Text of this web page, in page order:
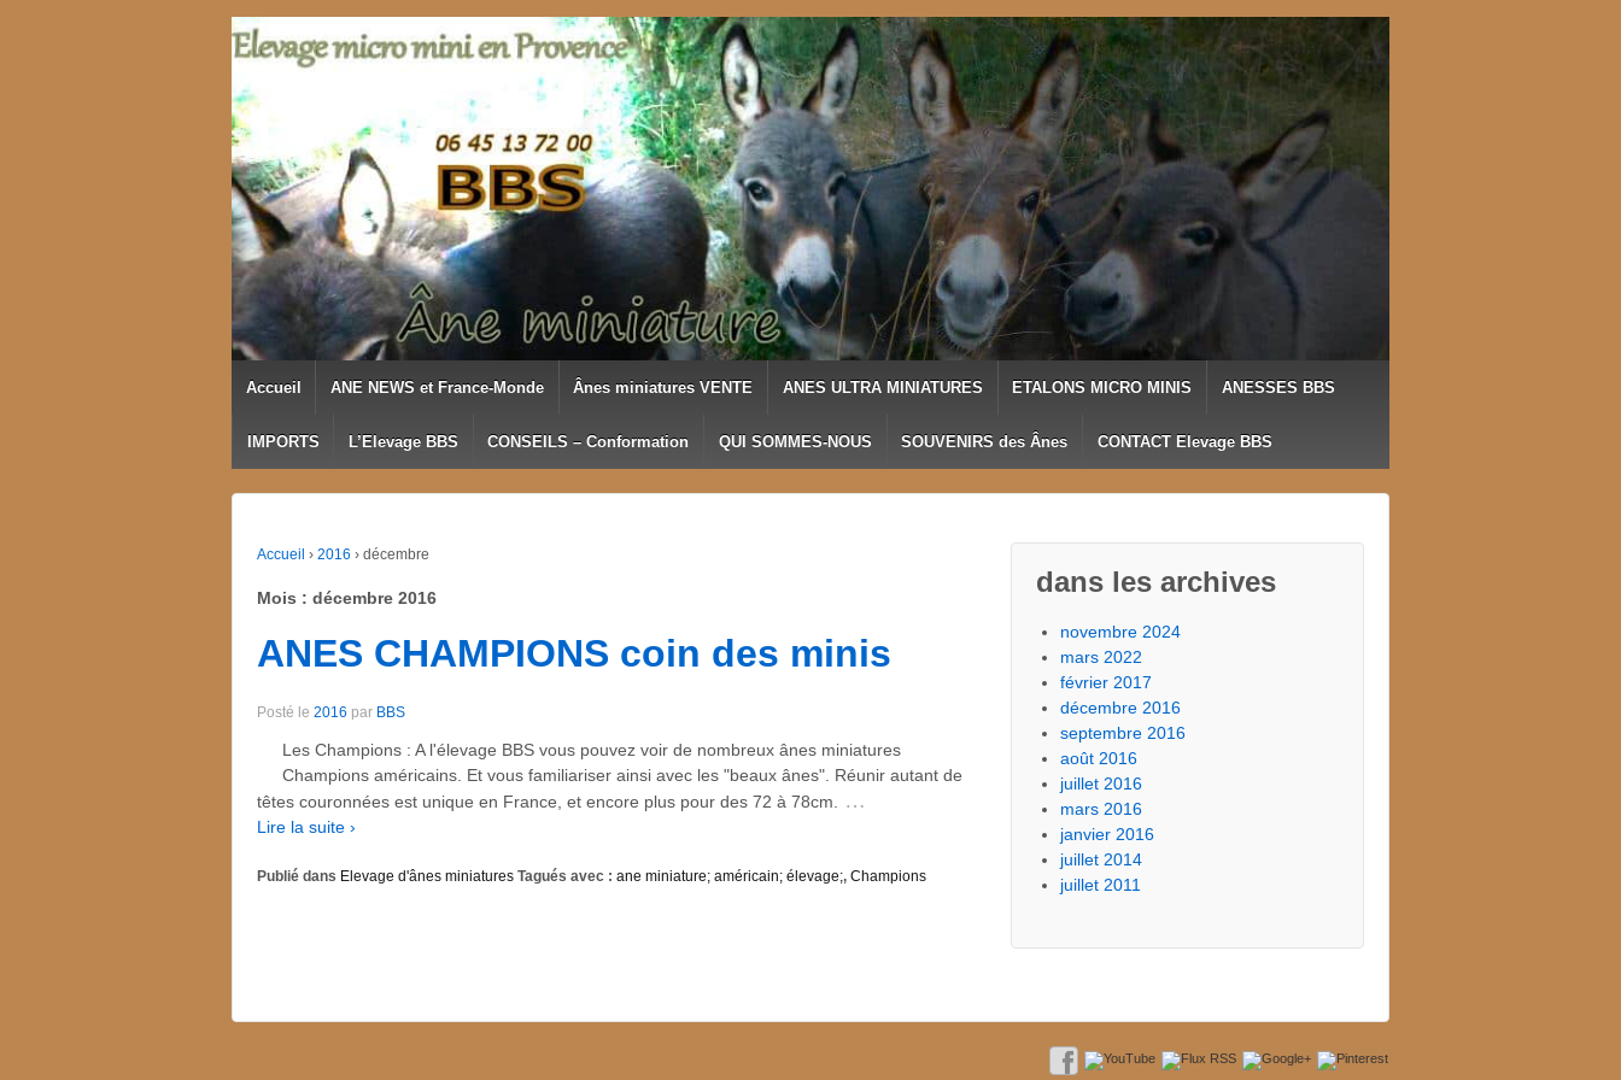
↓
PASSER
CONTENU
PRINCIPAL
Accueil ANE NEWS et France-Monde Ânes miniatures VENTE ANES ULTRA MINIATURES ETALONS MICRO MINIS ANESSES BBS
IMPORTS L’Elevage BBS CONSEILS – Conformation QUI SOMMES-NOUS SOUVENIRS des Ânes CONTACT Elevage BBS
Accueil › 2016 › décembre
Mois : décembre 2016
ANES CHAMPIONS coin des minis
Posté le 2016 par BBS
Les Champions : A l'élevage BBS vous pouvez voir de nombreux ânes miniatures
Champions américains. Et vous familiariser ainsi avec les "beaux ânes". Réunir autant de
têtes couronnées est unique en France, et encore plus pour des 72 à 78cm. …
Lire la suite ›
Publié dans Elevage d'ânes miniatures Tagués avec : ane miniature; américain; élevage;, Champions
dans les archives
novembre 2024
mars 2022
février 2017
décembre 2016
septembre 2016
août 2016
juillet 2016
mars 2016
janvier 2016
juillet 2014
juillet 2011